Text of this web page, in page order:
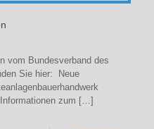
vom Bundesverband des
Sie hier: Neue
zum […]